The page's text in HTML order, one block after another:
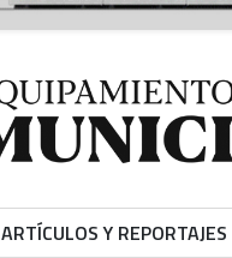
ARTÍCULOS Y REPORTAJES